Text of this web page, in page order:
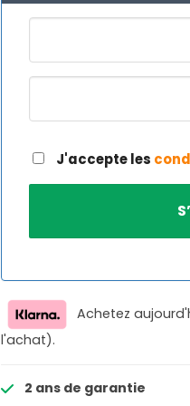
J'accepte les
Achetez
l'achat).
2 ans de garantie